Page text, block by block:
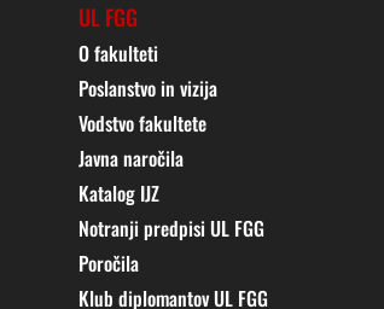
UL FGG
O fakulteti
Poslanstvo in vizija
Vodstvo fakultete
Javna naročila
Katalog IJZ
Notranji predpisi UL FGG
Poročila
Klub diplomantov UL FGG